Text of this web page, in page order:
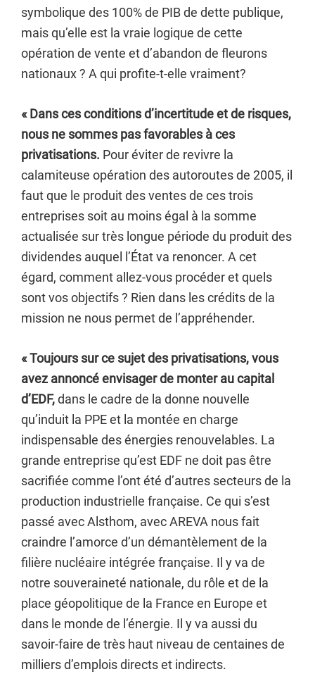
symbolique des 100% de PIB de dette publique,
mais qu’elle est la vraie logique de cette
opération de vente et d’abandon de fleurons
nationaux ? A qui profite-t-elle vraiment?
« Dans ces conditions d’incertitude et de risques,
nous ne sommes pas favorables à ces
privatisations. Pour éviter de revivre la
calamiteuse opération des autoroutes de 2005, il
faut que le produit des ventes de ces trois
entreprises soit au moins égal à la somme
actualisée sur très longue période du produit des
dividendes auquel l’État va renoncer. A cet
égard, comment allez-vous procéder et quels
sont vos objectifs ? Rien dans les crédits de la
mission ne nous permet de l’appréhender.
« Toujours sur ce sujet des privatisations, vous
avez annoncé envisager de monter au capital
d’EDF,dans le cadre de la donne nouvelle
qu’induit la PPE et la montée en charge
indispensable des énergies renouvelables. La
grande entreprise qu’est EDF ne doit pas être
sacrifiée comme l’ont été d’autres secteurs de la
production industrielle française. Ce qui s’est
passé avec Alsthom, avec AREVA nous fait
craindre l’amorce d’un démantèlement de la
filière nucléaire intégrée française. Il y va de
notre souveraineté nationale, du rôle et de la
place géopolitique de la France en Europe et
dans le monde de l’énergie. Il y va aussi du
savoir-faire de très haut niveau de centaines de
milliers d’emplois directs et indirects.